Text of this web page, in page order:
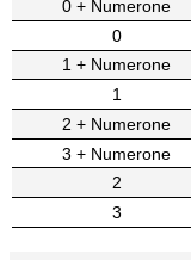
0 + Numerone
0
1 + Numerone
1
2 + Numerone
3 + Numerone
2
3